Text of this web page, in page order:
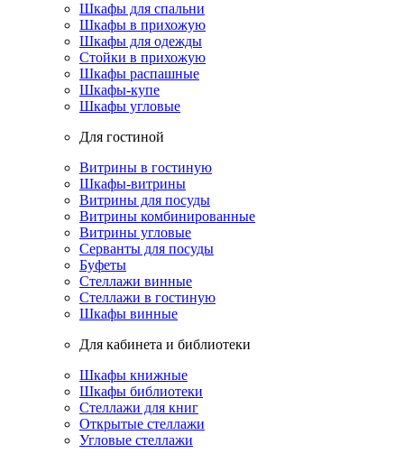
Шкафы для спальни
Шкафы в прихожую
Шкафы для одежды
Стойки в прихожую
Шкафы распашные
Шкафы-купе
Шкафы угловые
Для гостиной
Витрины в гостиную
Шкафы-витрины
Витрины для посуды
Витрины комбинированные
Витрины угловые
Серванты для посуды
Буфеты
Стеллажи винные
Стеллажи в гостиную
Шкафы винные
Для кабинета и библиотеки
Шкафы книжные
Шкафы библиотеки
Стеллажи для книг
Открытые стеллажи
Угловые стеллажи